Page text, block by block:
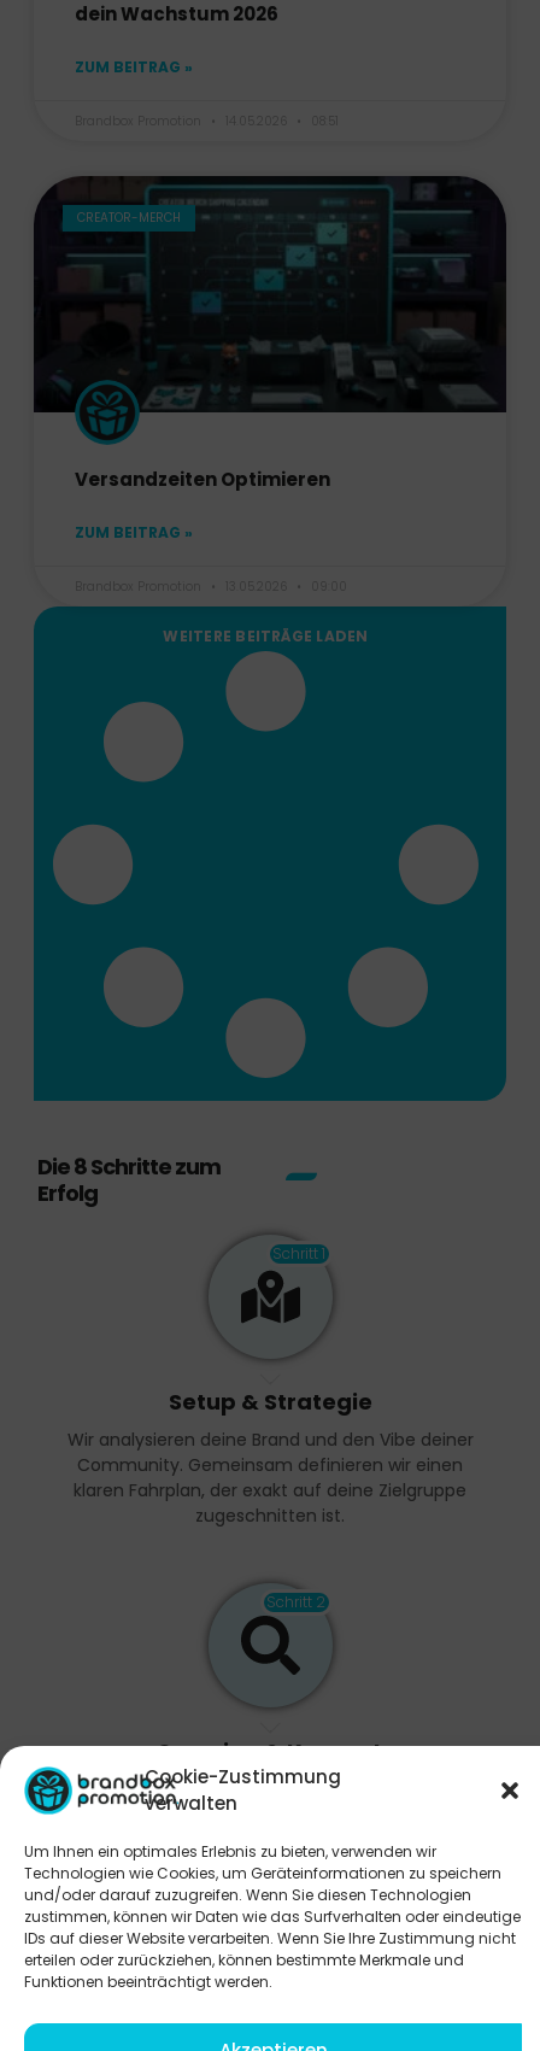
Cookie-Zustimmung
verwalten
Um Ihnen ein optimales Erlebnis zu bieten, verwenden wir
Technologien wie Cookies, um Geräteinformationen zu speichern
und/oder darauf zuzugreifen. Wenn Sie diesen Technologien
zustimmen, können wir Daten wie das Surfverhalten oder eindeutige
IDs auf dieser Website verarbeiten. Wenn Sie Ihre Zustimmung nicht
erteilen oder zurückziehen, können bestimmte Merkmale und
Funktionen beeinträchtigt werden.
dein Wachstum 2026
ZUM BEITRAG »
CREATOR-MERCH
Versandzeiten Optimieren
ZUM BEITRAG »
WEITERE BEITRÄGE LADEN
Die 8 Schritte zum
Erfolg
Schritt 1
Setup & Strategie
Wir analysieren deine Brand und den Vibe deiner
Community. Gemeinsam definieren wir einen
klaren Fahrplan, der exakt auf deine Zielgruppe
zugeschnitten ist.
Schritt 2
Sourcing & Konzept
Wir nutzen unseren direkten Draht zu weltweiten
Produkt-Ideen. 100 % Custom, null 08/15-Standard.
Schritt 3